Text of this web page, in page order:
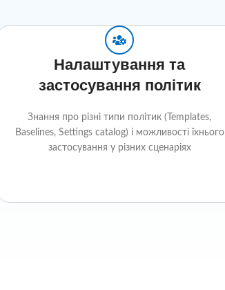
Налаштування та
застосування політик
Знання про різні типи політик (Templates,
Baselines, Settings catalog) і можливості їхнього
застосування у різних сценаріях